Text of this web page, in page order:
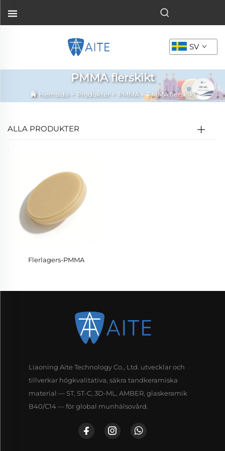
SV
PMMA flerskikt
Hemsida> Produkter> PMMA>PMMA flerskikt
ALLA PRODUKTER
Flerlagers-PMMA
Liaoning Aite Technology Co., Ltd. utvecklar och
tillverkar högkvalitativa, säkra tandkeramiska
material — ST, ST-C, 3D-ML, AMBER, glaskeramik
B40/C14 — för global munhälsovård.